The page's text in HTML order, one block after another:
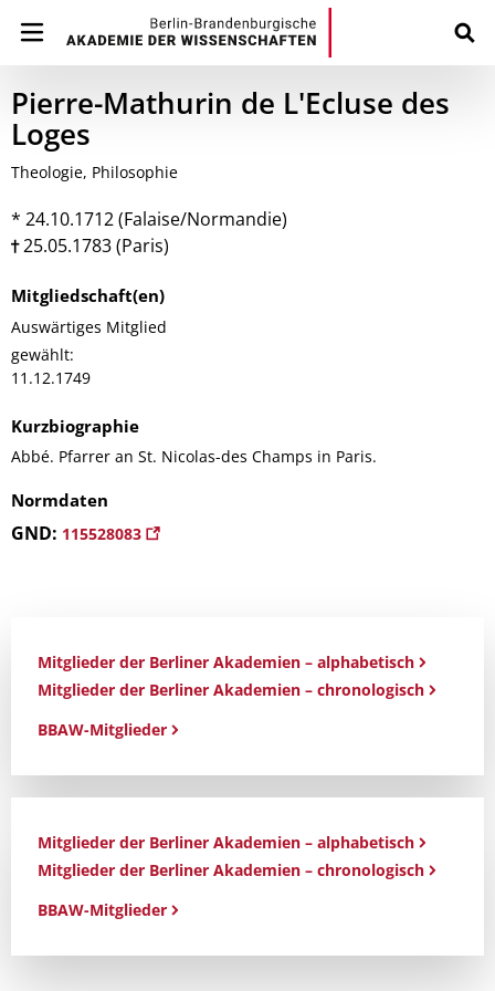
Pierre-Mathurin de L'Ecluse des
Loges
Theologie, Philosophie
* 24.10.1712 (Falaise/Normandie)
25.05.1783 (Paris)
Mitgliedschaft(en)
Auswärtiges Mitglied
gewählt:
11.12.1749
Kurzbiographie
Abbé. Pfarrer an St. Nicolas-des Champs in Paris.
Normdaten
GND: 115528083
Mitglieder der Berliner Akademien – alphabetisch
Mitglieder der Berliner Akademien – chronologisch
BBAW-Mitglieder
Mitglieder der Berliner Akademien – alphabetisch
Mitglieder der Berliner Akademien – chronologisch
BBAW-Mitglieder